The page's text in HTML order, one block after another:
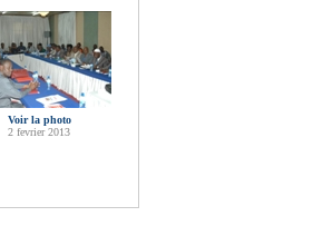
Voir la photo
2 fevrier 2013